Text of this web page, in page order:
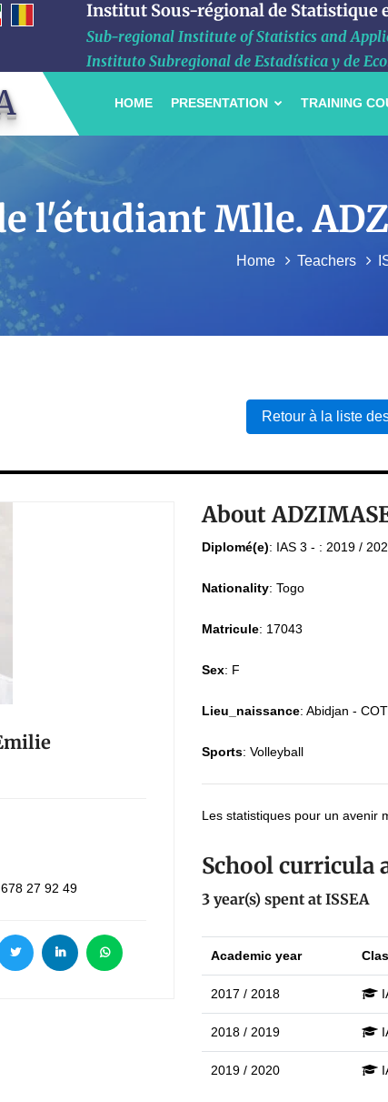
Institut Sous-régional de Statistique
Sub-regional Institute of Statistics and
Instituto Subregional de Estadística y de
HOME PRESENTATION TRAINING
l'étudiant Mlle.
Home Teachers
Retour à la liste
27 92 49
About
Diplomé(e): IAS 3 - : 2019 /
Nationality: Togo
Matricule: 17043
Sex: F
Lieu_naissance: Abidjan -
Sports: Volleyball
Les statistiques pour un avenir
School curricula
3 year(s) spent at ISSEA
Academic year
2017 / 2018
2018 / 2019
2019 / 2020